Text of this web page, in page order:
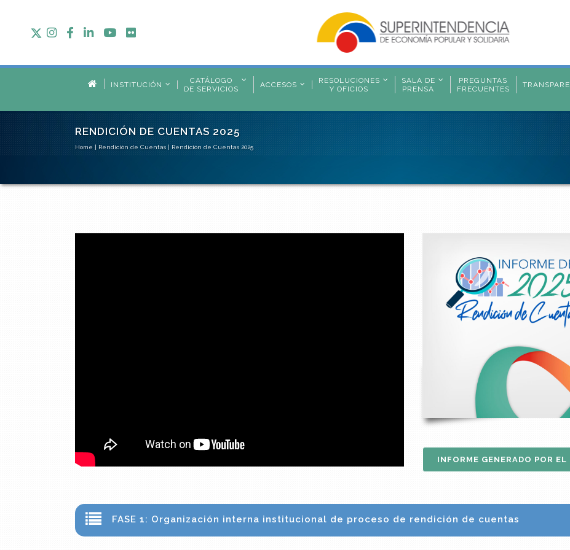
INSTITUCIÓN
CATÁLOGO
DE SERVICIOS
ACCESOS
RESOLUCIONES
Y OFICIOS
SALA DE
PRENSA
PREGUNTAS
FRECUENTES
RENDICIÓN DE CUENTAS 2025
Home | Rendición de Cuentas | Rendición de Cuentas 2025
INFORME GENERADO POR EL
FASE 1: Organización interna institucional de proceso de rendición de cuentas